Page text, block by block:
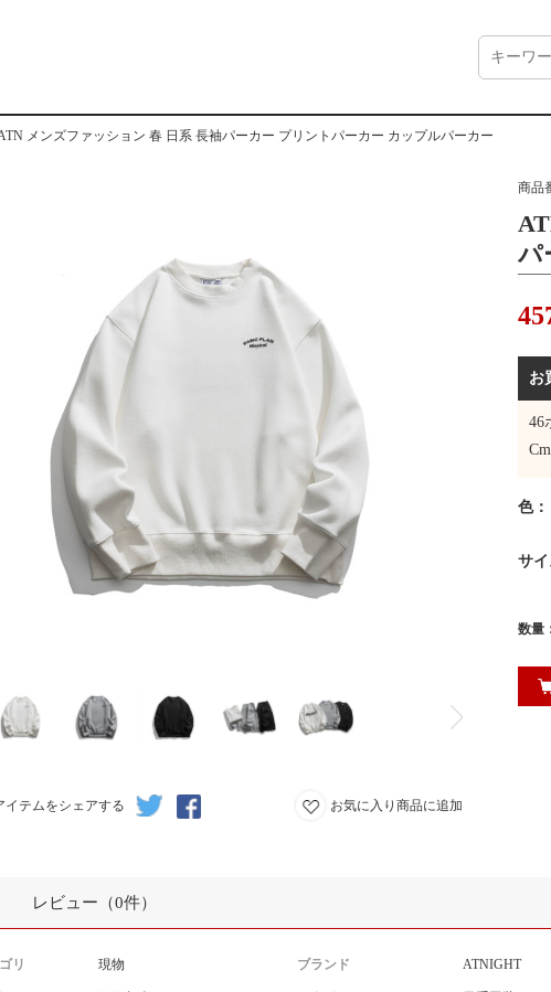
メンズファッション 春 日系 長袖パーカー プリントパーカー カップルパーカー
イテムをシェアする お気に入り商品に追加
商品
パ
お
46
色：
サ
数量
レビュー（0件）
リ 現物 ブランド ATNIGHT